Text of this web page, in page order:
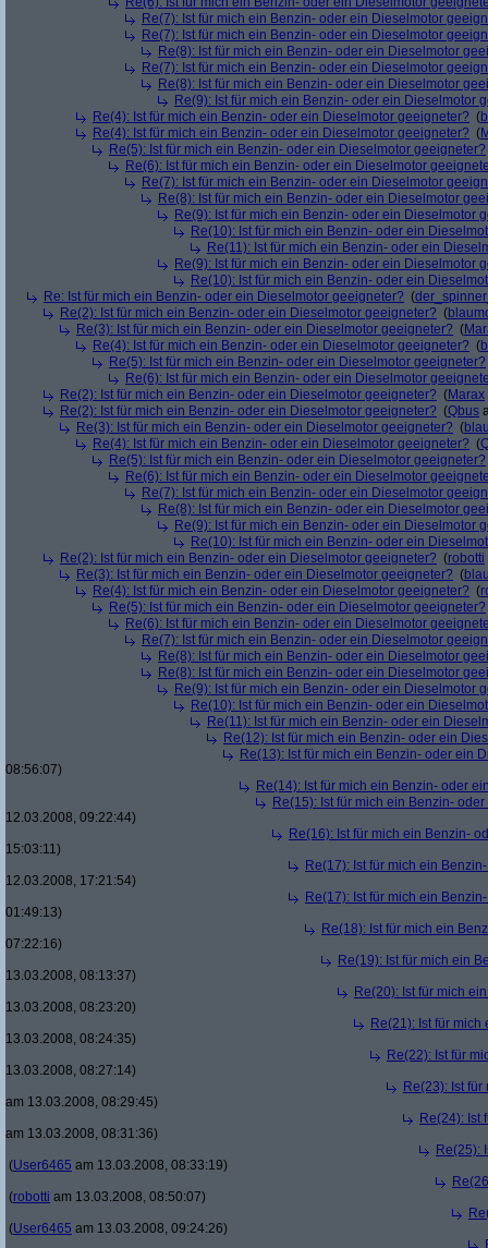
Re(7): Ist für mich ein Benzin- oder ein Dieselmotor
Re(7): Ist für mich ein Benzin- oder ein Dieselmotor
Re(8): Ist für mich ein Benzin- oder ein Dieselmotor
Re(7): Ist für mich ein Benzin- oder ein Dieselmotor
Re(8): Ist für mich ein Benzin- oder ein Dieselmotor
Re(9): Ist für mich ein Benzin- oder ein Dieselmotor
Re(4): Ist für mich ein Benzin- oder ein Dieselmotor geeigneter? (
Re(4): Ist für mich ein Benzin- oder ein Dieselmotor geeigneter? (
Re(5): Ist für mich ein Benzin- oder ein Dieselmotor geeigneter?
Re(6): Ist für mich ein Benzin- oder ein Dieselmotor
Re(7): Ist für mich ein Benzin- oder ein Dieselmotor
Re(8): Ist für mich ein Benzin- oder ein Dieselmotor
Re(9): Ist für mich ein Benzin- oder ein Dieselmotor
Re(10): Ist für mich ein Benzin- oder ein
Re(11): Ist für mich ein Benzin- oder ein
Re(9): Ist für mich ein Benzin- oder ein Dieselmotor
Re(10): Ist für mich ein Benzin- oder ein
Re: Ist für mich ein Benzin- oder ein Dieselmotor geeigneter? (
Re(2): Ist für mich ein Benzin- oder ein Dieselmotor geeigneter? (
Re(3): Ist für mich ein Benzin- oder ein Dieselmotor geeigneter? (
Re(4): Ist für mich ein Benzin- oder ein Dieselmotor geeigneter? (
Re(5): Ist für mich ein Benzin- oder ein Dieselmotor geeigneter?
Re(6): Ist für mich ein Benzin- oder ein Dieselmotor
Re(2): Ist für mich ein Benzin- oder ein Dieselmotor geeigneter? (Marax
Re(2): Ist für mich ein Benzin- oder ein Dieselmotor geeigneter? (Qbus
Re(3): Ist für mich ein Benzin- oder ein Dieselmotor geeigneter? (
Re(4): Ist für mich ein Benzin- oder ein Dieselmotor geeigneter? (
Re(5): Ist für mich ein Benzin- oder ein Dieselmotor geeigneter?
Re(6): Ist für mich ein Benzin- oder ein Dieselmotor
Re(7): Ist für mich ein Benzin- oder ein Dieselmotor
Re(8): Ist für mich ein Benzin- oder ein Dieselmotor
Re(9): Ist für mich ein Benzin- oder ein Dieselmotor
Re(10): Ist für mich ein Benzin- oder ein
Re(2): Ist für mich ein Benzin- oder ein Dieselmotor geeigneter? (robotti
Re(3): Ist für mich ein Benzin- oder ein Dieselmotor geeigneter? (
Re(4): Ist für mich ein Benzin- oder ein Dieselmotor geeigneter? (
Re(5): Ist für mich ein Benzin- oder ein Dieselmotor geeigneter?
Re(6): Ist für mich ein Benzin- oder ein Dieselmotor
Re(7): Ist für mich ein Benzin- oder ein Dieselmotor
Re(8): Ist für mich ein Benzin- oder ein Dieselmotor
Re(8): Ist für mich ein Benzin- oder ein Dieselmotor
Re(9): Ist für mich ein Benzin- oder ein Dieselmotor
Re(10): Ist für mich ein Benzin- oder ein
Re(11): Ist für mich ein Benzin- oder ein
Re(12): Ist für mich ein Benzin- oder ein
Re(13): Ist für mich ein Benzin- oder ein
08:56:07)
Re(14): Ist für mich ein Benzin- oder
Re(15): Ist für mich ein Benzin-
12.03.2008, 09:22:44)
Re(16): Ist für mich ein Benzin-
15:03:11)
Re(17): Ist für mich ein
12.03.2008, 17:21:54)
Re(17): Ist für mich ein
01:49:13)
Re(18): Ist für mich ein
07:22:16)
Re(19): Ist für mich ein
13.03.2008, 08:13:37)
Re(20): Ist für mich
13.03.2008, 08:23:20)
Re(21): Ist für
13.03.2008, 08:24:35)
Re(22): Ist für
13.03.2008, 08:27:14)
Re(23): Ist
am 13.03.2008, 08:29:45)
Re(24): Ist
am 13.03.2008, 08:31:36)
Re(25):
(User6465 am 13.03.2008, 08:33:19)
(robotti am 13.03.2008, 08:50:07)
(User6465 am 13.03.2008, 09:24:26)